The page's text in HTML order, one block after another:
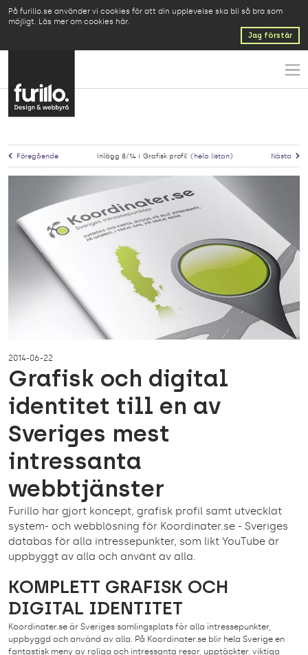
På furillo.se använder vi cookies för att din upplevelse ska bli så bra som
möjligt. Läs mer om cookies här.
Jag förstår
Föregående Inlägg 8/14 i 'Grafisk profil' (hela listan) Nästa
2014-06-22
Grafisk och digital
identitet till en av
Sveriges mest
intressanta
webbtjänster
Furillo har gjort koncept, grafisk profil samt utvecklat
system- och webblösning för Koordinater.se - Sveriges
databas för alla intressepunkter, som likt YouTube är
uppbyggt av alla och använt av alla.
KOMPLETT GRAFISK OCH
DIGITAL IDENTITET
Koordinater.se är Sveriges samlingsplats för alla intressepunkter,
uppbyggd och använd av alla. På Koordinater.se blir hela Sverige en
fantastisk meny av roliga och intressanta resor, upptäckter, viktiga